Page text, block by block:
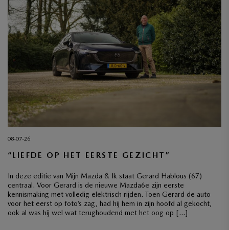
08-07-26
“LIEFDE OP HET EERSTE GEZICHT”
In deze editie van Mijn Mazda & Ik staat Gerard Hablous (67)
centraal. Voor Gerard is de nieuwe Mazda6e zijn eerste
kennismaking met volledig elektrisch rijden. Toen Gerard de auto
voor het eerst op foto’s zag, had hij hem in zijn hoofd al gekocht,
ook al was hij wel wat terughoudend met het oog op […]